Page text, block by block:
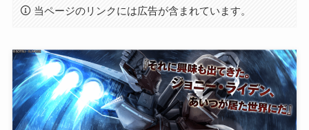
当ページのリンクには広告が含まれています。